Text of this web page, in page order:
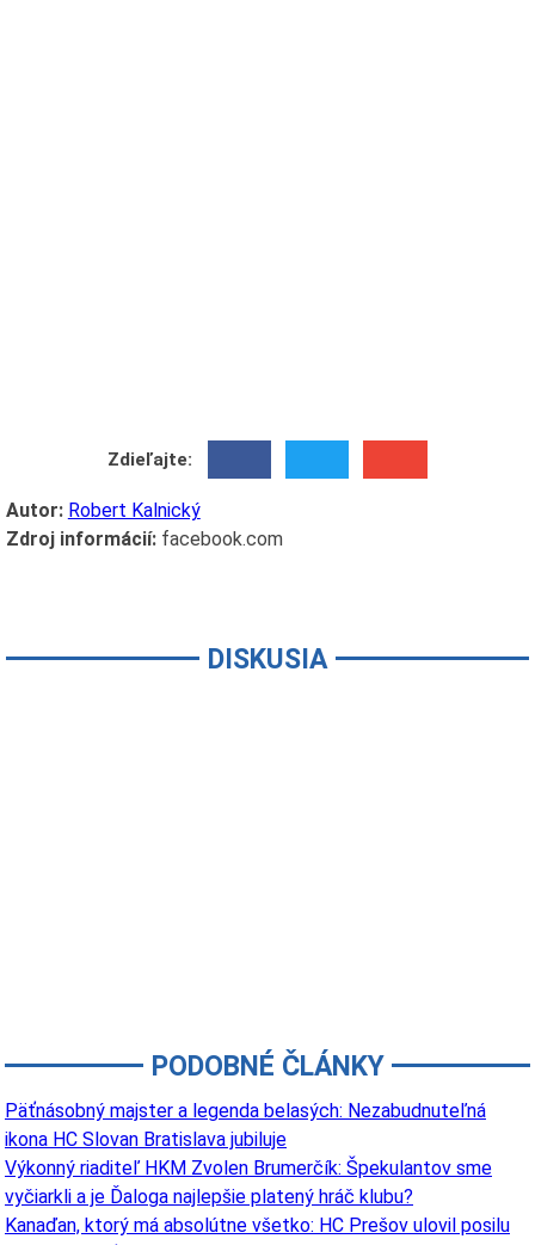
Zdieľajte:
Autor: Robert Kalnický
Zdroj informácií:facebook.com
DISKUSIA
PODOBNÉ ČLÁNKY
Päťnásobný majster a legenda belasých: Nezabudnuteľná
ikona HC Slovan Bratislava jubiluje
Výkonný riaditeľ HKM Zvolen Brumerčík: Špekulantov sme
vyčiarkli a je Ďaloga najlepšie platený hráč klubu?
Kanaďan, ktorý má absolútne všetko: HC Prešov ulovil posilu